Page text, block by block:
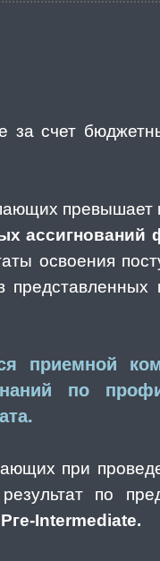
счет
ассигнований
освоения
приемной
по
при
по
Рге-Intermediate.